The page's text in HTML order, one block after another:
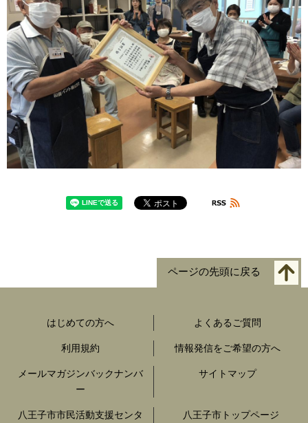
ページの先頭に戻る
はじめての方へ よくあるご質問
利用規約 情報発信をご希望の方へ
メールマガジンバックナンバ
ー
サイトマップ
八王子市市民活動支援センタ 八王子市トップページ